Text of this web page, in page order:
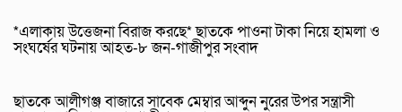
*এলাকায় উত্তেজনা বিরাজ করছে* ছাতকে পাওনা টাকা নিয়ে হামলা ও
সংঘর্ষের ঘটনায় আহত-৮ জন-গাজীপুর সংবাদ
ছাতকে আলীগঞ্জ বাজারে সাবেক মেম্বার আব্দুন নুরের উপর সন্ত্রাসী